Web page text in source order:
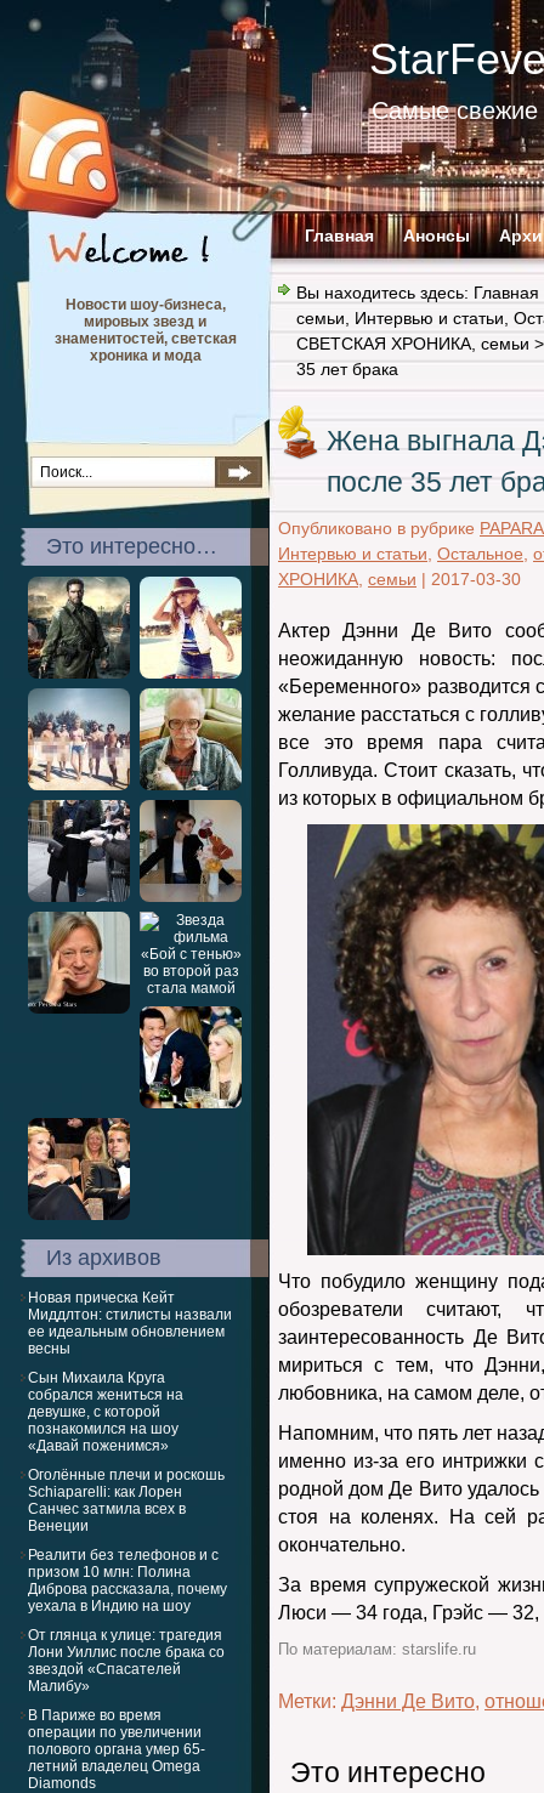
Самые свежие
Главная Анонсы
Новости шоу-бизнеса,
мировых звезд и
знаменитостей, светская
хроника и мода
Это интересно…
Из архивов
Новая прическа Кейт
Миддлтон: стилисты назвали
ее идеальным обновлением
весны
Сын Михаила Круга
собрался жениться на
девушке, с которой
познакомился на шоу
«Давай поженимся»
Оголённые плечи и роскошь
Schiaparelli: как Лорен
Санчес затмила всех в
Венеции
Реалити без телефонов и с
призом 10 млн: Полина
Диброва рассказала, почему
уехала в Индию на шоу
От глянца к улице: трагедия
Лони Уиллис после брака со
звездой «Спасателей
Малибу»
В Париже во время
операции по увеличении
полового органа умер 65-
летний владелец Omega
Diamonds
Вы находитесь здесь: Главная
семьи
Интервью и статьи
СВЕТСКАЯ ХРОНИКА семьи
35 лет брака
Жена выгнала
после 35 лет
Опубликовано в рубрике
Интервью и статьи Остальное
ХРОНИКА семьи | 2017-03-30
Актер Дэнни Де Вито
неожиданную новость:
«Беременного» разводится
желание расстаться с
все это время пара
Голливуда. Стоит сказать,
из которых в официальном
Что побудило женщину
обозреватели считают,
заинтересованность Де
мириться с тем, что
любовника, на самом деле,
Напомним, что пять лет
именно из-за его интрижки
родной дом Де Вито
стоя на коленях. На сей
окончательно.
За время супружеской
Люси — 34 года, Грэйс —
По материалам: starslife.ru
Метки: Дэнни Де Вито,
Это интересно